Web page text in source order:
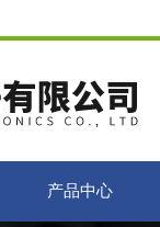
产品中心